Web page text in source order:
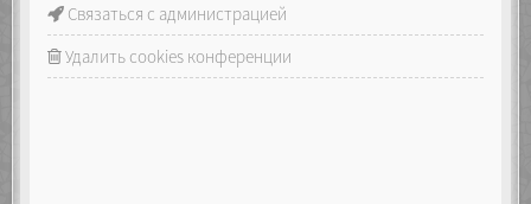
Связаться с администрацией
Удалить cookies конференции